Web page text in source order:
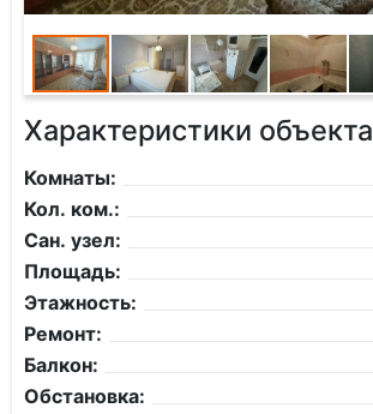
Характеристики объекта
Комнаты:
Кол. ком.:
Сан. узел:
Площадь:
Этажность:
Ремонт:
Балкон:
Обстановка: